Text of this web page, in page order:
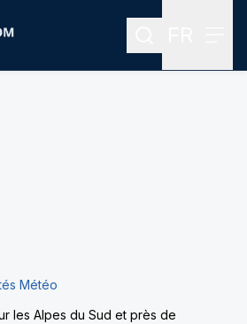
Rechercher
Météo
les Alpes du Sud et près de